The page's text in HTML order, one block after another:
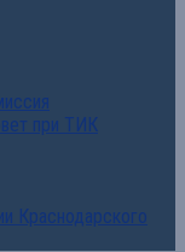
при ТИК
Краснодарского